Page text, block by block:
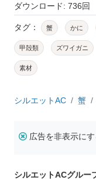
ダウンロード: 736回
タグ： 蟹 かに
甲殻類 ズワイガニ
素材
シルエットAC 蟹
広告を非表示にす
シルエットACグルー